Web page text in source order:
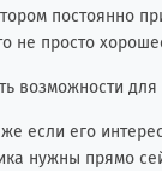
постоянно
не просто
возможности для
если его
нужны прямо